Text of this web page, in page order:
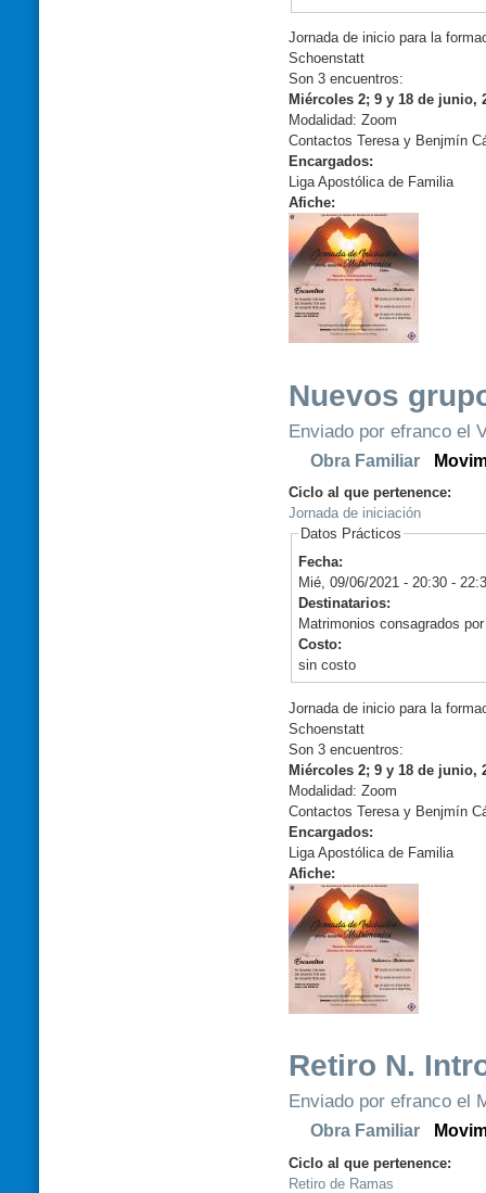
Jornada de inicio para la
Schoenstatt
Son 3 encuentros:
Miércoles 2; 9 y 18 de junio,
Modalidad: Zoom
Contactos Teresa y Benjmín
Encargados:
Liga Apostólica de Familia
Afiche:
Nuevos
Enviado por efranco el
Obra Familiar
Ciclo al que pertenence:
Jornada de iniciación
Datos Prácticos
Fecha:
Mié, 09/06/2021 - 20:30 -
Destinatarios:
Matrimonios consagrados
Costo:
sin costo
Jornada de inicio para la
Schoenstatt
Son 3 encuentros:
Miércoles 2; 9 y 18 de junio,
Modalidad: Zoom
Contactos Teresa y Benjmín
Encargados:
Liga Apostólica de Familia
Afiche:
Retiro N.
Enviado por efranco el
Obra Familiar
Ciclo al que pertenence:
Retiro de Ramas